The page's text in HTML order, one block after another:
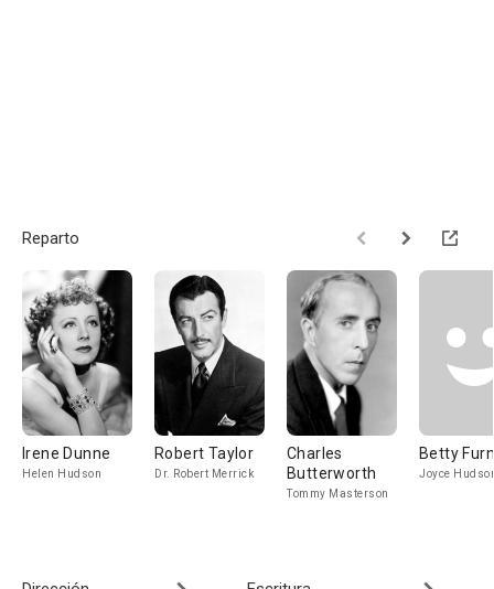
Reparto
Irene Dunne
Helen Hudson
Robert Taylor
Dr. Robert Merrick
Charles
Butterworth
Tommy Masterson
Betty
Joyce